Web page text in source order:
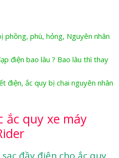
phồng, phù, hỏng, Nguyên nhân
điện bao lâu ? Bao lâu thì thay
điện, ắc quy bị chai nguyên nhân
ắc quy xe máy
đầy điện cho ắc quy